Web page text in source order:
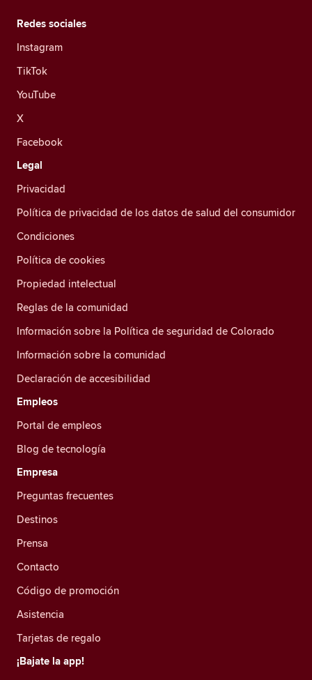
Redes sociales
Instagram
TikTok
YouTube
X
Facebook
Legal
Privacidad
Política de privacidad de los datos de salud del consumidor
Condiciones
Política de cookies
Propiedad intelectual
Reglas de la comunidad
Información sobre la Política de seguridad de Colorado
Información sobre la comunidad
Declaración de accesibilidad
Empleos
Portal de empleos
Blog de tecnología
Empresa
Preguntas frecuentes
Destinos
Prensa
Contacto
Código de promoción
Asistencia
Tarjetas de regalo
¡Bajate la app!